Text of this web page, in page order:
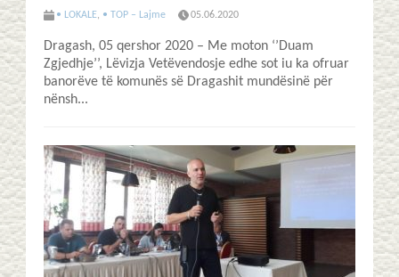
• LOKALE, • TOP – Lajme 05.06.2020
Dragash, 05 qershor 2020 – Me moton ‘’Duam
Zgjedhje’’, Lëvizja Vetëvendosje edhe sot iu ka ofruar
banorëve të komunës së Dragashit mundësinë për
nënsh...